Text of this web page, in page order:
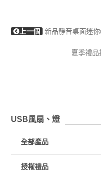
上一個 新品靜音桌面迷
夏季禮
USB風扇、燈
全部產品
授權禮品